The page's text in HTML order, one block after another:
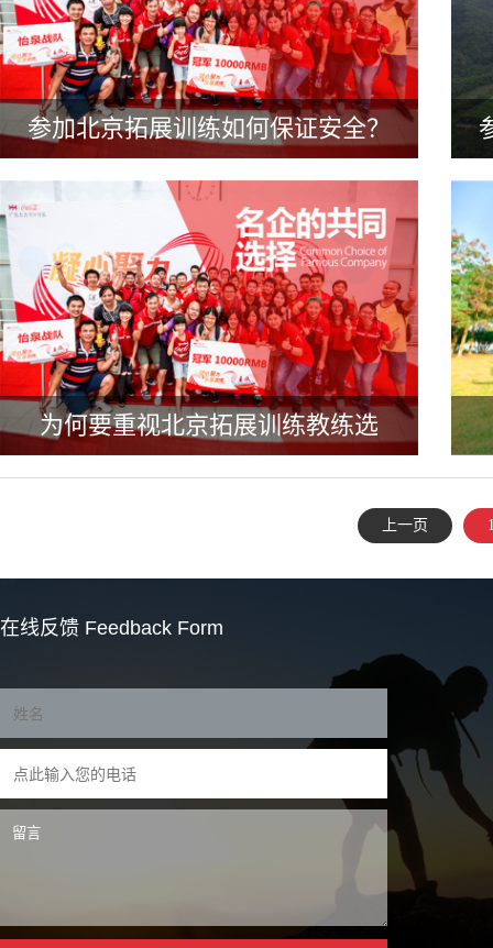
参加北京拓展训练如何保证安全？
为何要重视北京拓展训练教练选
择？
上一页
在线反馈 Feedback Form